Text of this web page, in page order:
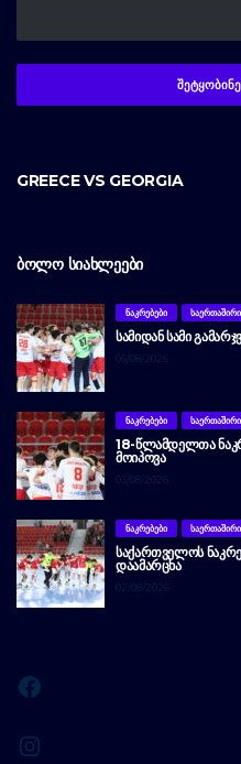
GREECE VS GEORGIA
ᲑᲝᲚᲝ ᲡᲘᲐᲮᲚᲔᲔᲑᲘ
ᲜᲐᲙᲠᲔᲑᲔᲑᲘ
ᲡᲐᲛᲘᲓᲐᲜ ᲡᲐᲛᲘ
05/08/2026
ᲜᲐᲙᲠᲔᲑᲔᲑᲘ
18-ᲬᲚᲐᲛᲓᲔᲚᲗᲐ
ᲛᲝᲘᲞᲝᲕᲐ
03/08/2026
ᲜᲐᲙᲠᲔᲑᲔᲑᲘ
ᲡᲐᲥᲐᲠᲗᲕᲔᲚᲝᲡ
ᲓᲐᲐᲛᲐᲠᲪᲮᲐ
02/08/2026
Facebook
Instagram